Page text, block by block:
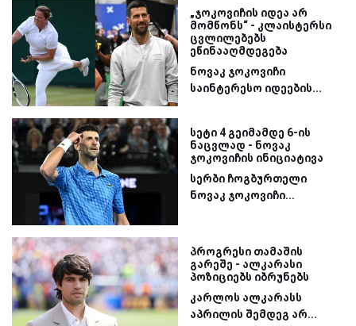
„ჯოკოვიჩის იდეა არ
მომწონს“ - კლაისტერსი
ცვლილებებს
ეწინააღმდეგება
ნოვაკ ჯოკოვიჩი
საინტერესო იდეების...
სეტი 4 გეიმამდე 6-ის
ნაცვლად - ნოვაკ
ჯოკოვიჩის ინიციატივა
სერბი ჩოგბურთელი
ნოვაკ ჯოკოვიჩი...
პროგრესი თამაშის
გარეშე - ალკარასი
პოზიციებს იბრუნებს
კარლოს ალკარასს
აპრილის შემდეგ არ...